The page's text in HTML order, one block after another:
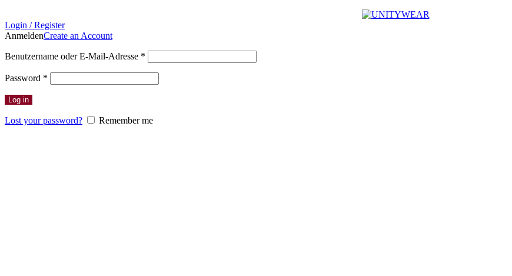
Login / Register
AnmeldenCreate an Account
Benutzername oder E-Mail-Adresse *
Password *
Log in
Lost your password? Remember me